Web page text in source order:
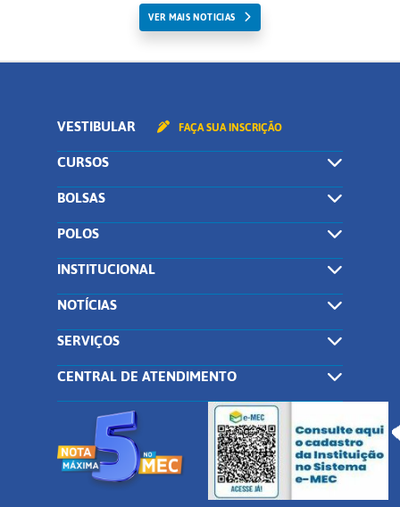
VER MAIS NOTICIAS
VESTIBULAR FAÇA SUA INSCRIÇÃO
CURSOS
BOLSAS
POLOS
INSTITUCIONAL
NOTÍCIAS
SERVIÇOS
CENTRAL DE ATENDIMENTO